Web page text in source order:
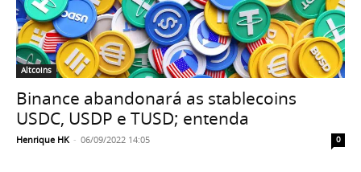
Altcoins
Binance abandonará as stablecoins
USDC, USDP e TUSD; entenda
Henrique HK - 06/09/2022 14:05 0